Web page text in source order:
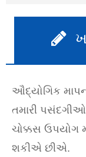
ઔદ્યોગિક
તમારી
ચોક્કસ ઉપયોગ
શકીએ છીએ.